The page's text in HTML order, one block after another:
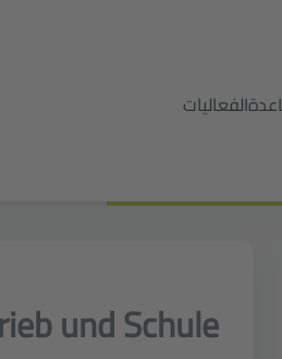
الفعاليات
und Schule